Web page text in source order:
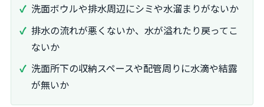
洗面ボウルや排水周辺にシミや水溜まりがないか
排水の流れが悪くないか、水が溢れたり戻ってこ
ないか
洗面所下の収納スペースや配管周りに水滴や結露
が無いか